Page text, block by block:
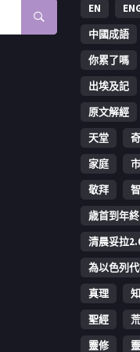
EN
中國成語
你累了嗎
出埃及記
原文解經
天堂
家庭
敬拜
歳首到年終
清晨妥拉
為以色列
真理
聖經
靈修